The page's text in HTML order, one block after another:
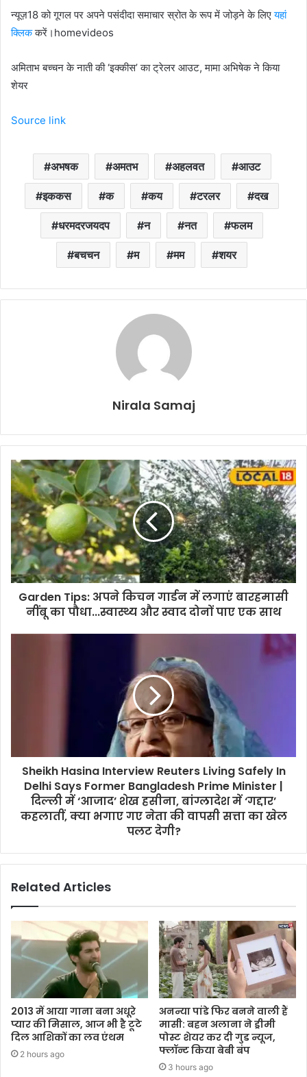
न्यूज़18 को गूगल पर अपने पसंदीदा समाचार स्रोत के रूप में जोड़ने के लिएयहां
क्लिककरें।homevideos
अमिताभ बच्चन के नाती की ‘इक्कीस’ का ट्रेलर आउट, मामा अभिषेक ने किया
शेयर
Source link
अभषक अमतभ अहलवत आउट
इककस क कय टरलर दख
धरमदरजयदप न नत फलम
बचचन म मम शयर
Nirala Samaj
Garden Tips: अपने किचन गार्डन में लगाएं बारहमासी
नींबू का पौधा...स्वास्थ्य और स्वाद दोनों पाए एक साथ
Sheikh Hasina Interview Reuters Living Safely In
Delhi Says Former Bangladesh Prime Minister |
दिल्ली में ‘आजाद’ शेख हसीना, बांग्लादेश में ‘गद्दार’
कहलातीं, क्या भगाए गए नेता की वापसी सत्ता का खेल
पलट देगी?
Related Articles
2013 में आया गाना बना अधूरे
प्यार की मिसाल, आज भी है टूटे
दिल आशिकों का लव एंथम
2 hours ago
अनन्या पांडे फिर बनने वाली हैं
मासी: बहन अलाना ने ड्रीमी
पोस्ट शेयर कर दी गुड न्यूज,
फ्लॉन्ट किया बेबी बंप
3 hours ago